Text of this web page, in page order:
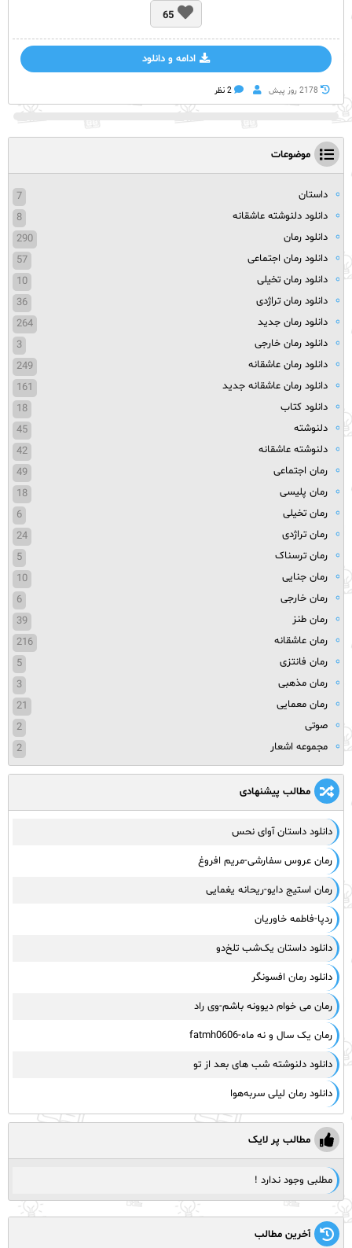
65
ادامه و دانلود
2178 روز پيش 2 نظر
موضوعات
داستان
7
دانلود دلنوشته عاشقانه
8
دانلود رمان
290
دانلود رمان اجتماعی
57
دانلود رمان تخیلی
10
دانلود رمان تراژدی
36
دانلود رمان جدید
264
دانلود رمان خارجی
3
دانلود رمان عاشقانه
249
دانلود رمان عاشقانه جدید
161
دانلود کتاب
18
دلنوشته
45
دلنوشته عاشقانه
42
رمان اجتماعی
49
رمان پلیسی
18
رمان تخیلی
6
رمان تراژدی
24
رمان ترسناک
5
رمان جنایی
10
رمان خارجی
6
رمان طنز
39
رمان عاشقانه
216
رمان فانتزی
5
رمان مذهبی
3
رمان معمایی
21
صوتی
2
مجموعه اشعار
2
مطالب پیشنهادی
دانلود داستان آوای نحس
رمان عروس سفارشی-مریم افروغ
رمان استیج دایو-ریحانه یغمایی
ردپا-فاطمه خاوریان
دانلود داستان یک‌شب تلخ‌دو
دانلود رمان افسونگر
رمان می خوام دیوونه باشم-وی راد
رمان یک سال و نه ماه-fatmh0606
دانلود دلنوشته شب های بعد از تو
دانلود رمان لیلی سربه‌هوا
مطالب پر لایک
مطلبی وجود ندارد !
آخرین مطالب